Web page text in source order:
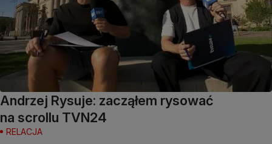
Andrzej Rysuje: zacząłem rysować
na scrollu TVN24
RELACJA